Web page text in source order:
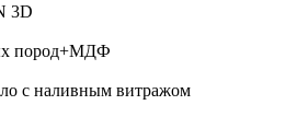
3D
пород+МДФ
с наливным витражом